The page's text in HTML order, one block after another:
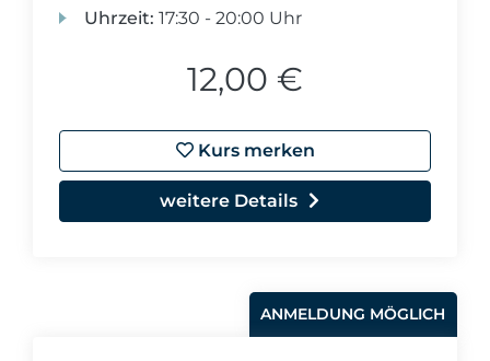
Uhrzeit: 17:30 - 20:00 Uhr
12,00 €
Kurs merken
weitere Details
ANMELDUNG MÖGLICH